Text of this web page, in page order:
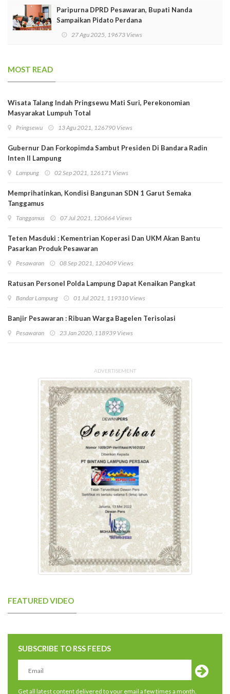
Paripurna DPRD Pesawaran, Bupati Nanda
Sampaikan Pidato Perdana
27 Agu 2025, 19673 Views
MOST READ
Wisata Talang Indah Pringsewu Mati Suri, Perekonomian
Masyarakat Lumpuh Total
Pringsewu 13 Agu 2021, 126790 Views
Gubernur Dan Forkopimda Sambut Presiden Di Bandara Radin
Inten II Lampung
Lampung 02 Sep 2021, 126171 Views
Memprihatinkan, Kondisi Bangunan SDN 1 Garut Semaka
Tanggamus
Tanggamus 07 Jul 2021, 120664 Views
Teten Masduki : Kementrian Koperasi Dan UKM Akan Bantu
Pasarkan Produk Pesawaran
Pesawaran 08 Sep 2021, 120409 Views
Ratusan Personel Polda Lampung Dapat Kenaikan Pangkat
Bandar Lampung 01 Jul 2021, 119310 Views
Banjir Pesawaran : Ribuan Warga Bagelen Terisolasi
Pesawaran 23 Jan 2020, 118939 Views
ADVERTISEMENT
FEATURED VIDEO
SUBSCRIBE TO RSS FEEDS
Get all latest content delivered to your email a few times a month.